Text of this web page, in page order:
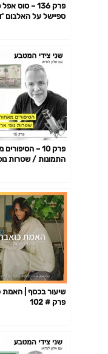
פרק 136 – סוס
ספיישל על האלבום
פרק 10 –
התמונות / שטרות
שיעור בכסף | האמת
פרק # 102